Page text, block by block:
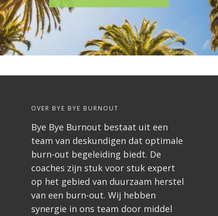
OVER BYE BYE BURNOUT
Bye Bye Burnout bestaat uit een
team van deskundigen dat optimale
burn-out begeleiding biedt. De
coaches zijn stuk voor stuk expert
op het gebied van duurzaam herstel
van een burn-out. Wij hebben
synergie in ons team door middel